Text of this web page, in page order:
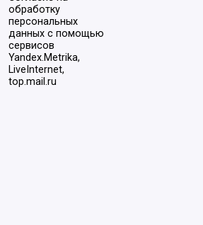
обработку
персональных
данных с помощью
сервисов
Yandex.Metrika,
LiveInternet,
top.mail.ru